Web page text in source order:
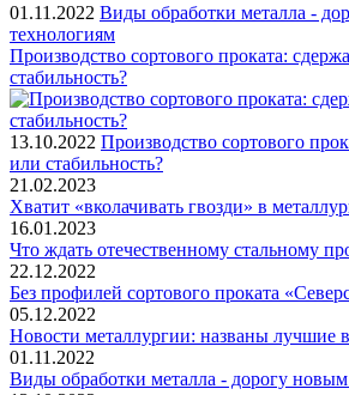
01.11.2022 Виды обработки металла -
технологиям
Производство сортового проката:
стабильность?
13.10.2022 Производство сортового
или стабильность?
21.02.2023
Хватит «вколачивать гвозди» в
16.01.2023
Что ждать отечественному стальному
22.12.2022
Без профилей сортового проката
05.12.2022
Новости металлургии: названы лучшие
01.11.2022
Виды обработки металла - дорогу